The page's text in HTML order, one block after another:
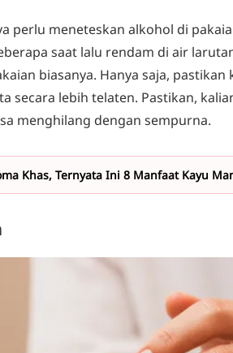
perlu meneteskan alkohol di
saat lalu rendam di air
biasanya. Hanya saja,
secara lebih telaten. Pastikan,
menghilang dengan sempurna.
Khas, Ternyata Ini 8 Manfaat Kayu